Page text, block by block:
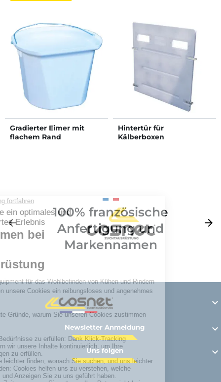
Gradierter Eimer mit
flachem Rand
Hintertür für
Kälberboxen
Zurück
arrow_back
100% französische
Anfertigung und
Markennamen
Weiter
arrow_forward

Newsletter Anmeldung 
Uns folgen 